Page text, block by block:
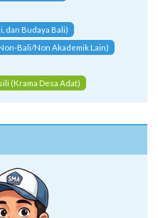
dan Budaya Bali)
Bali/Non Akademik Lain)
(Krama Desa Adat)